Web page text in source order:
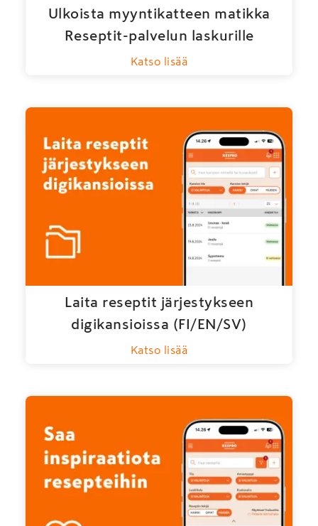
Ulkoista myyntikatteen matikka
Reseptit-palvelun laskurille
Katso lisää
Laita reseptit järjestykseen
digikansioissa (FI/EN/SV)
Katso lisää